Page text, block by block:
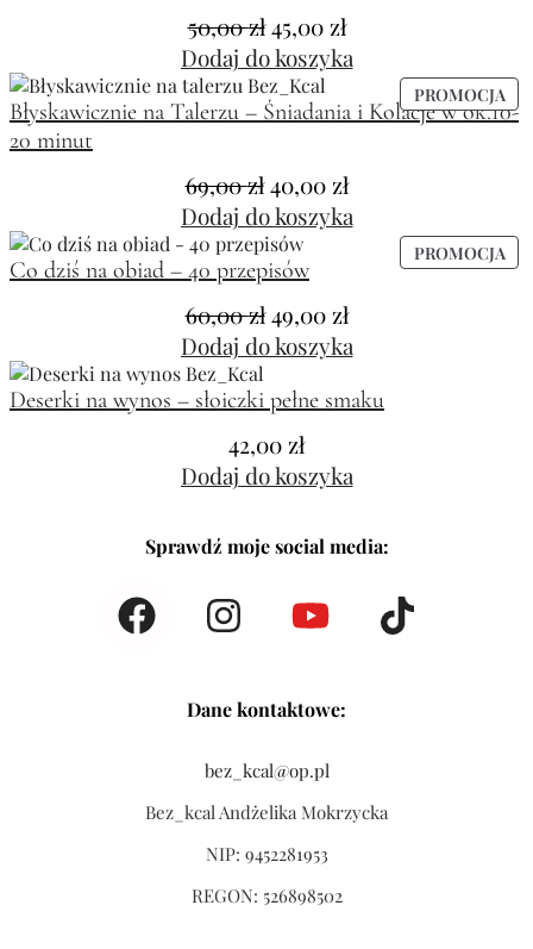
50,00zł 45,00 zł
Dodaj do koszyka
PROMOCJA
Błyskawicznie na Talerzu – Śniadania i Kolacje w ok.10-
20 minut
69,00zł 40,00 zł
Dodaj do koszyka
PROMOCJA
Co dziś na obiad – 40 przepisów
60,00zł 49,00 zł
Dodaj do koszyka
Deserki na wynos – słoiczki pełne smaku
42,00 zł
Dodaj do koszyka
Sprawdź moje social media:
Dane kontaktowe:
bez_kcal@op.pl
Bez_kcal Andżelika Mokrzycka
NIP: 9452281953
REGON: 526898502